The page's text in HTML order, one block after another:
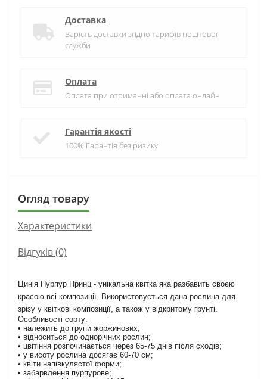
Доставка
Варість доставки згідно тарифів поштової
служби
Оплата
Оплата при отриманні або оплата онлайн
Гарантія якості
100% Гарантія без ризику
Огляд товару
Характеристики
Відгуків (0)
Цинія Пурпур Принц - унікальна квітка яка разбавить своєю
красою всі композиції. Використовується дана рослина для
зрізу у квіткові композиції, а також у відкритому грунті.
Особливості сорту:
• належить до групи жоржинових;
• відноситься до однорічних рослин;
• цвітіння розпочинається через 65-75 днів після сходів;
• у висоту рослина досягає 60-70 см;
• квіти напівкулястої форми;
• забарвлення пурпурове;